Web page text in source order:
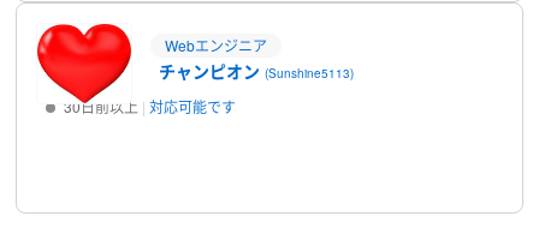
Webエンジニア
チャンピオン(Sunshine5113)
30日前以上 対応可能です